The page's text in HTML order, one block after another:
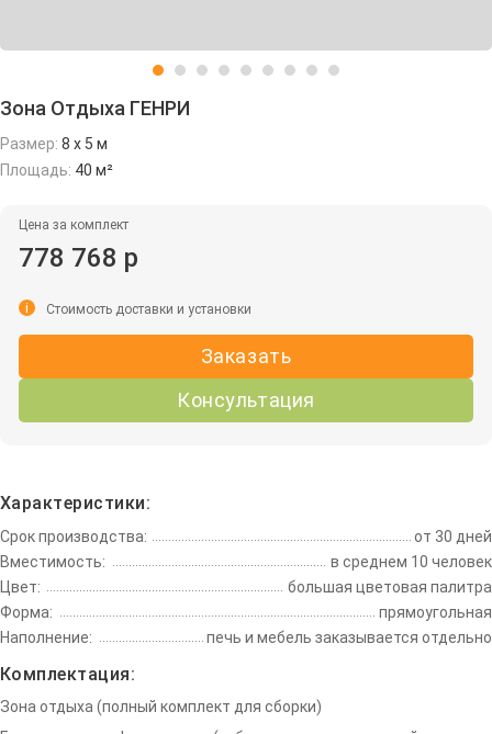
Зона Отдыха ГЕНРИ
Размер: 8 х 5 м
Площадь: 40 м²
Цена за комплект
778 768 р
Заказать
Консультация
i Стоимость доставки и установки
Характеристики:
Срок производства:
от 30 дней
Вместимость:
в среднем 10 человек
Цвет:
большая цветовая палитра
Форма:
прямоугольная
Наполнение:
печь и мебель заказывается отдельно
Комплектация:
Зона отдыха (полный комплект для сборки)